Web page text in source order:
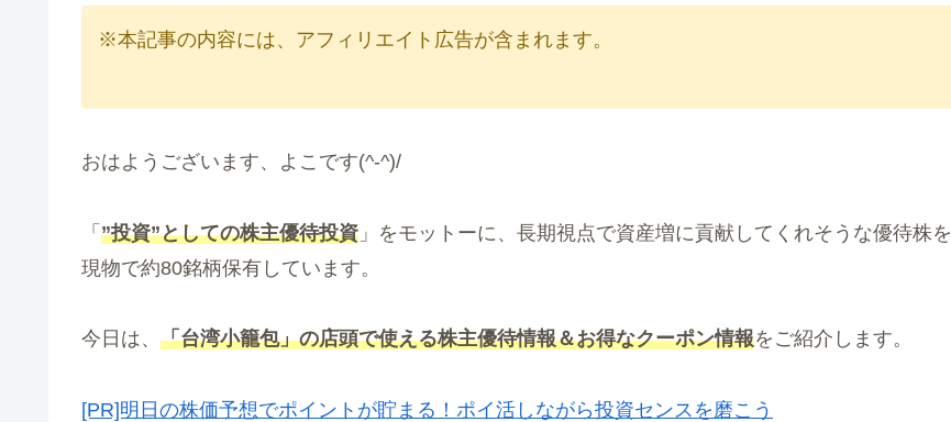
※本記事の内容には、アフィリエイト広告が含まれます。
おはようございます、よこです(^-^)/
「 ”投資”としての株主優待投資 」をモットーに、長期視点で資産増に貢献してくれそうな優待株を
現物で約80銘柄保有しています。
今日は、 「台湾小籠包」の店頭で使える株主優待情報＆お得なクーポン情報をご紹介します。
[PR]明日の株価予想でポイントが貯まる！ポイ活しながら投資センスを磨こう